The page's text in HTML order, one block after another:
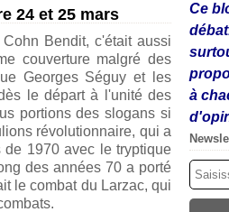
24 et 25 mars
Bendit, c'était aussi
couverture malgré des
Georges Séguy et les
le départ à l'unité des
portions des slogans si
révolutionnaire, qui a
1970 avec le tryptique
des années 70 a porté
le combat du Larzac, qui
Ce
à